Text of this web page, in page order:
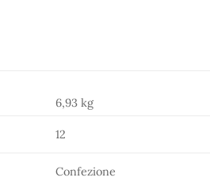
6,93 kg
12
Confezione